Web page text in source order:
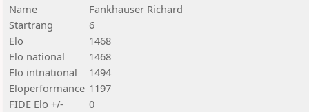
Name
Fankhauser Richard
Startrang
6
Elo
1468
Elo national
1468
Elo intnational
1494
Eloperformance 1197
FIDE Elo +/-
0